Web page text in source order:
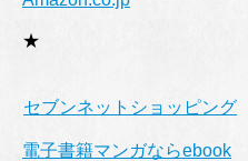
★
セブンネットショッピング
電子書籍マンガならebook